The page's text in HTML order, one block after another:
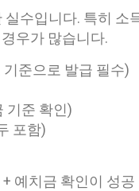
수입니다. 특히
우가 많습니다.
준으로 발급 필수)
기준 확인)
포함)
예치금 확인이 성공